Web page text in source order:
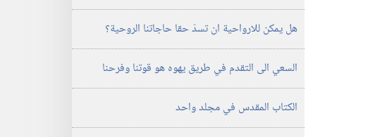
هل يمكن للارواحية ان تسدّ حقا حاجاتنا الروحية؟‏
السعي الى التقدم في طريق يهوه هو قوتنا وفرحنا
الكتاب المقدس في مجلد واحد